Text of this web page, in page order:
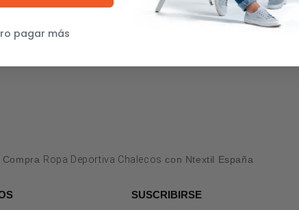
Compra Ropa Deportiva Chalecos con Ntextil España
SUSCRIBIRSE
pagar más